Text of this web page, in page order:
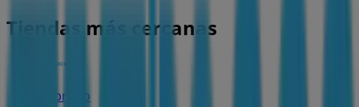
Tiendas más cercanas
Caprabo